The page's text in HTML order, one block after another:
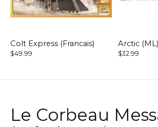
Colt Express (Francais)
$49.99
Arctic (ML)
$32.99
Le Corbeau